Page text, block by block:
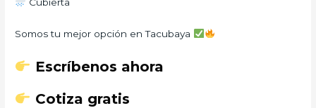
Somos tu mejor opción en Tacubaya
Escríbenos ahora
Cotiza gratis